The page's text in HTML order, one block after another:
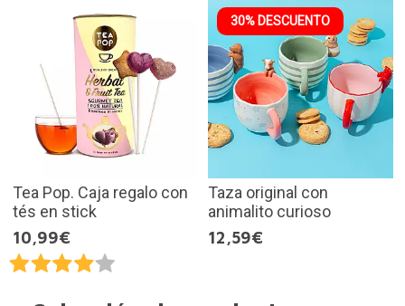
Tea Pop. Caja regalo con
tés en stick
10,99€
30% DESCUENTO
Taza original con
animalito curioso
12,59€